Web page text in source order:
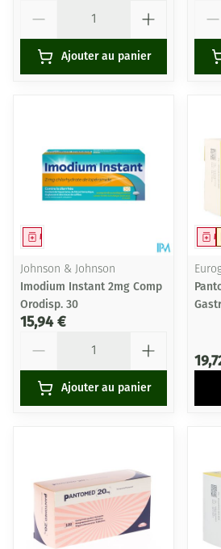
Ajouter au panier
Médicament
Johnson & Johnson
Imodium Instant 2mg Comp
Orodisp. 30
15,94 €
Ajouter au panier